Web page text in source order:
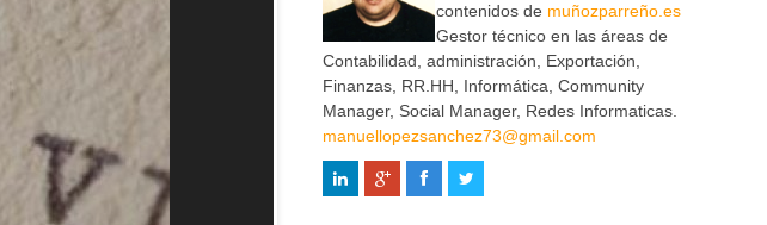
contenidos de muñozparreño.es
Gestor técnico en las áreas de
Contabilidad, administración, Exportación,
Finanzas, RR.HH, Informática, Community
Manager, Social Manager, Redes Informaticas.
manuellopezsanchez73@gmail.com